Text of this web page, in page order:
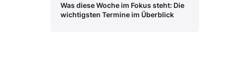
Was diese Woche im Fokus steht: Die
wichtigsten Termine im Überblick